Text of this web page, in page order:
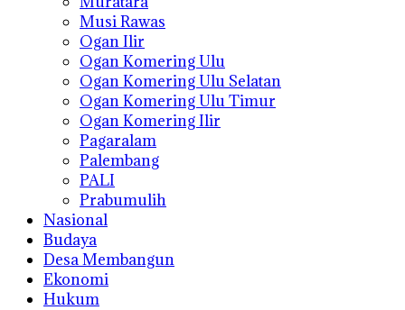
Musi Rawas
Ogan Ilir
Ogan Komering Ulu
Ogan Komering Ulu Selatan
Ogan Komering Ulu Timur
Ogan Komering Ilir
Pagaralam
Palembang
PALI
Prabumulih
Nasional
Budaya
Desa Membangun
Ekonomi
Hukum